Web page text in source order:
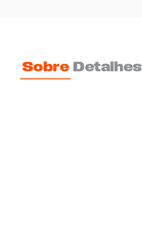
Sobre Detalhes